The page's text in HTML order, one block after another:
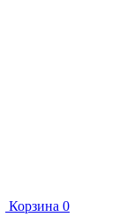
Корзина 0